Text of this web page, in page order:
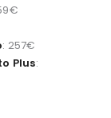
: 257€
Plus: